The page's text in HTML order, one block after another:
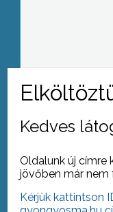
A
Kedves
Oldalunk új
jövőben már nem
Kérjük kattintson